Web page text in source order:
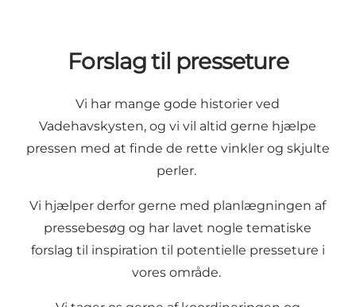
Forslag til presseture
Vi har mange gode historier ved
Vadehavskysten, og vi vil altid gerne hjælpe
pressen med at finde de rette vinkler og skjulte
perler.
Vi hjælper derfor gerne med planlægningen af
pressebesøg og har lavet nogle tematiske
forslag til inspiration til potentielle presseture i
vores område.